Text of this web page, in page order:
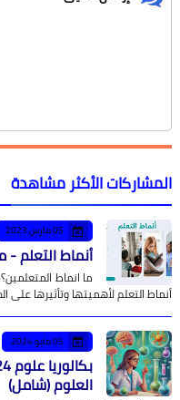
المشاركات الأكثر مشاهدة
05 مارس 2023
أنماط التعلم
ما انماط
أنماط التعلم لأهميتها وتأثيرها على
05 مايو 2024
العلوم (شامل)